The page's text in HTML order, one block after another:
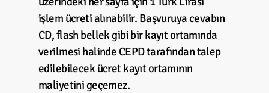
işlem ücreti alınabilir. Başvuruya cevabın
CD, flash bellek gibi bir kayıt ortamında
verilmesi halinde CEPD tarafından talep
edilebilecek ücret kayıt ortamının
maliyetini geçemez.